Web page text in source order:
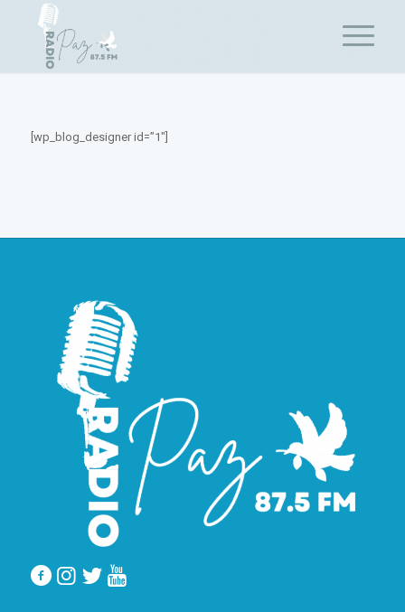
[wp_blog_designer id=”1″]